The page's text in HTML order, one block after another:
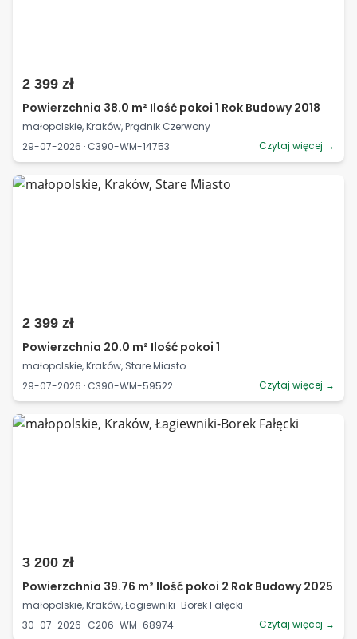
2 399 zł
Powierzchnia 38.0 m² Ilość pokoi 1 Rok Budowy 2018
małopolskie, Kraków, Prądnik Czerwony
29-07-2026 · C390-WM-14753
Czytaj więcej →
2 399 zł
Powierzchnia 20.0 m² Ilość pokoi 1
małopolskie, Kraków, Stare Miasto
29-07-2026 · C390-WM-59522
Czytaj więcej →
3 200 zł
Powierzchnia 39.76 m² Ilość pokoi 2 Rok Budowy 2025
małopolskie, Kraków, Łagiewniki-Borek Fałęcki
30-07-2026 · C206-WM-68974
Czytaj więcej →